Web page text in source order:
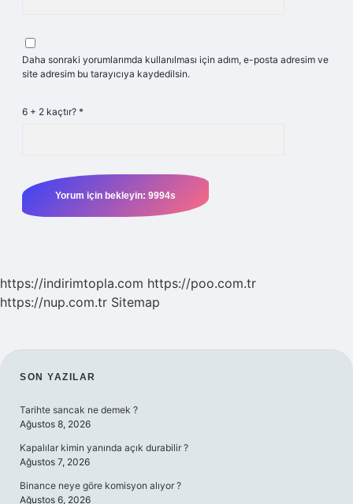
Daha sonraki yorumlarımda kullanılması için adım, e-posta adresim ve
site adresim bu tarayıcıya kaydedilsin.
6 + 2 kaçtır? *
https://indirimtopla.com https://poo.com.tr
https://nup.com.tr Sitemap
SIDEBAR
SON YAZILAR
Tarihte sancak ne demek ?
Ağustos 8, 2026
Kapalılar kimin yanında açık durabilir ?
Ağustos 7, 2026
Binance neye göre komisyon alıyor ?
Ağustos 6, 2026